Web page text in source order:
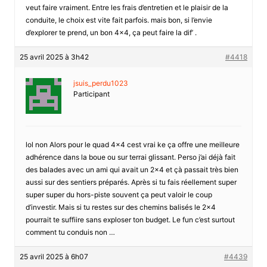
veut faire vraiment. Entre les frais d’entretien et le plaisir de la
conduite, le choix est vite fait parfois. mais bon, si l’envie
d’explorer te prend, un bon 4×4, ça peut faire la dif’ .
25 avril 2025 à 3h42 #4418
jsuis_perdu1023
Participant
lol non Alors pour le quad 4×4 cest vrai ke ça offre une meilleure
adhérence dans la boue ou sur terrai glissant. Perso j’ai déjà fait
des balades avec un ami qui avait un 2×4 et çà passait très bien
aussi sur des sentiers préparés. Après si tu fais réellement super
super super du hors-piste souvent ça peut valoir le coup
d’investir. Mais si tu restes sur des chemins balisés le 2×4
pourrait te suffiire sans exploser ton budget. Le fun c’est surtout
comment tu conduis non …
25 avril 2025 à 6h07 #4439